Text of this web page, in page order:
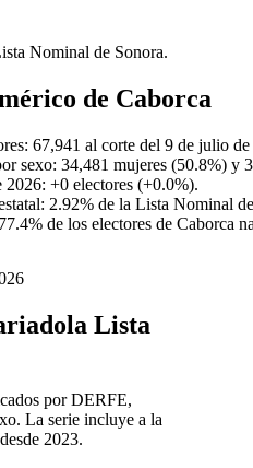
Nominal de Sonora.
de Caborca
67,941 al corte del 9 de julio
sexo: 34,481 mujeres (50.8%) y
2026: +0 electores (+0.0%).
2.92% de la Lista Nominal
de los electores de Caborca
la Lista
por DERFE,
La serie incluye a la
2023.